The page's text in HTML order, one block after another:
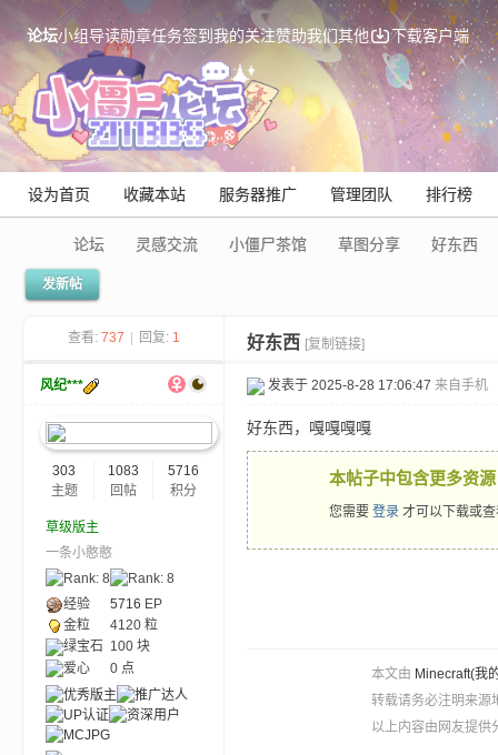
论坛小组导读勋章任务签到我的关注赞助我们其他 下载客户端
设为首页 收藏本站 服务器推广 管理团队 排行榜
论坛 灵感交流 小僵尸茶馆 草图分享 好东西
发新帖
查看: 737 回复: 1 好东西 [复制链接]
风纪***
303
主题
1083
回帖
5716
积分
草级版主
一条小憨憨
经验 5716 EP
金粒
4120 粒
绿宝石 100 块
爱心
0 点
发表于 2025-8-28 17:06:47 来自手机
好东西，嘎嘎嘎嘎
本帖子中包含更多资源
您需要 登录 才可以下载或
本文由 Minecraft(我
转载请务必注明来源
以上内容由网友提供